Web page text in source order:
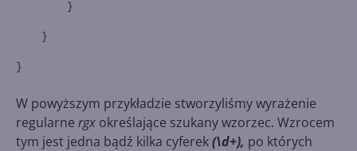
}
}
}
W powyższym przykładzie stworzyliśmy wyrażenie
regularne rgx określające szukany wzorzec. Wzrocem
tym jest jedna bądź kilka cyferek(\d+), po których